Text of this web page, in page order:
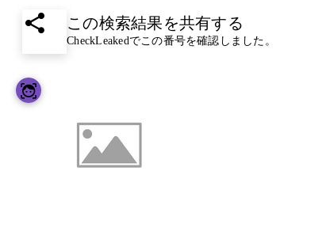
この検索結果を共有する
CheckLeakedでこの番号を確認しました。